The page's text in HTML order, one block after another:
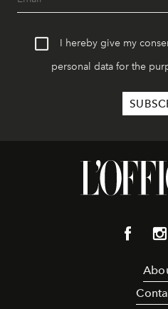
I hereby give my
personal data for the